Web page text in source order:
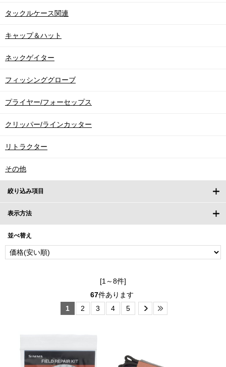
タックルケース関連
キャップ＆ハット
ネックゲイター
フィッシンググローブ
プライヤー/フォーセップス
クリッパー/ラインカッター
リトラクター
その他
絞り込み項目
表示方法
並べ替え
[1～8件]
67件あります
1
2 3 4 5